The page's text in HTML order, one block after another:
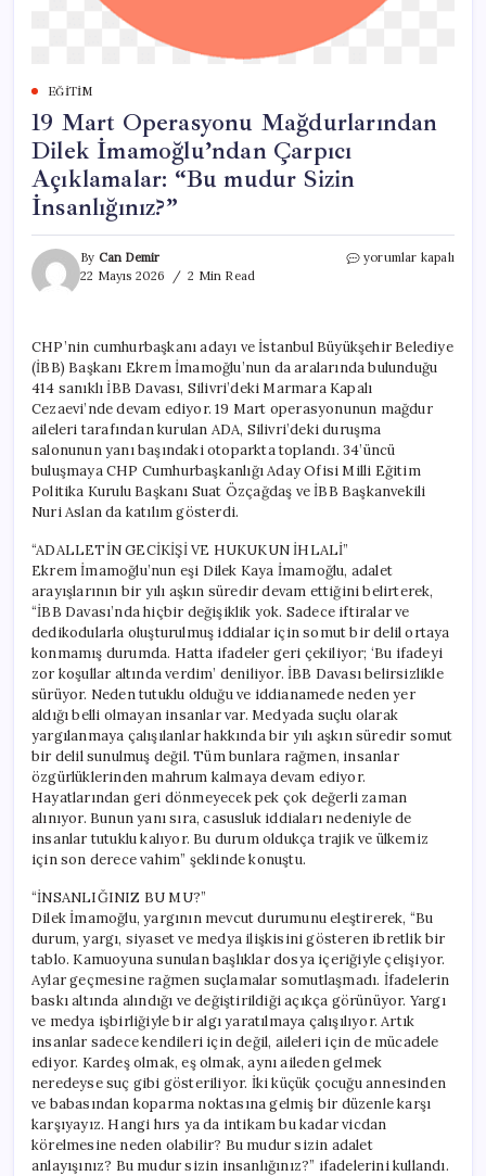
EĞITIM
19 Mart Operasyonu Mağdurlarından
Dilek İmamoğlu’ndan Çarpıcı
Açıklamalar: “Bu mudur Sizin
İnsanlığınız?”
By Can Demir
22 Mayıs 2026
2 Min Read
19
İmamoğlu’ndan
Çarpıcı
Açıklamalar:
“Bu
Sizin
İnsanlığınız?”
için
yorumlar kapalı
CHP’nin cumhurbaşkanı adayı ve İstanbul Büyükşehir Belediye
(İBB) Başkanı Ekrem İmamoğlu’nun da aralarında bulunduğu
414 sanıklı İBB Davası, Silivri’deki Marmara Kapalı
Cezaevi’nde devam ediyor. 19 Mart operasyonunun mağdur
aileleri tarafından kurulan ADA, Silivri’deki duruşma
salonunun yanı başındaki otoparkta toplandı. 34’üncü
buluşmaya CHP Cumhurbaşkanlığı Aday Ofisi Milli Eğitim
Politika Kurulu Başkanı Suat Özçağdaş ve İBB Başkanvekili
Nuri Aslan da katılım gösterdi.
“ADALLETİN GECİKİŞİ VE HUKUKUN İHLALİ”
Ekrem İmamoğlu’nun eşi Dilek Kaya İmamoğlu, adalet
arayışlarının bir yılı aşkın süredir devam ettiğini belirterek,
“İBB Davası’nda hiçbir değişiklik yok. Sadece iftiralar ve
dedikodularla oluşturulmuş iddialar için somut bir delil ortaya
konmamış durumda. Hatta ifadeler geri çekiliyor; ‘Bu ifadeyi
zor koşullar altında verdim’ deniliyor. İBB Davası belirsizlikle
sürüyor. Neden tutuklu olduğu ve iddianamede neden yer
aldığı belli olmayan insanlar var. Medyada suçlu olarak
yargılanmaya çalışılanlar hakkında bir yılı aşkın süredir somut
bir delil sunulmuş değil. Tüm bunlara rağmen, insanlar
özgürlüklerinden mahrum kalmaya devam ediyor.
Hayatlarından geri dönmeyecek pek çok değerli zaman
alınıyor. Bunun yanı sıra, casusluk iddiaları nedeniyle de
insanlar tutuklu kalıyor. Bu durum oldukça trajik ve ülkemiz
için son derece vahim” şeklinde konuştu.
“İNSANLIĞINIZ BU MU?”
Dilek İmamoğlu, yargının mevcut durumunu eleştirerek, “Bu
durum, yargı, siyaset ve medya ilişkisini gösteren ibretlik bir
tablo. Kamuoyuna sunulan başlıklar dosya içeriğiyle çelişiyor.
Aylar geçmesine rağmen suçlamalar somutlaşmadı. İfadelerin
baskı altında alındığı ve değiştirildiği açıkça görünüyor. Yargı
ve medya işbirliğiyle bir algı yaratılmaya çalışılıyor. Artık
insanlar sadece kendileri için değil, aileleri için de mücadele
ediyor. Kardeş olmak, eş olmak, aynı aileden gelmek
neredeyse suç gibi gösteriliyor. İki küçük çocuğu annesinden
ve babasından koparma noktasına gelmiş bir düzenle karşı
karşıyayız. Hangi hırs ya da intikam bu kadar vicdan
körelmesine neden olabilir? Bu mudur sizin adalet
anlayışınız? Bu mudur sizin insanlığınız?” ifadelerini kullandı.